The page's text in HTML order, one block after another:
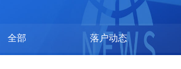
全部 落户动态